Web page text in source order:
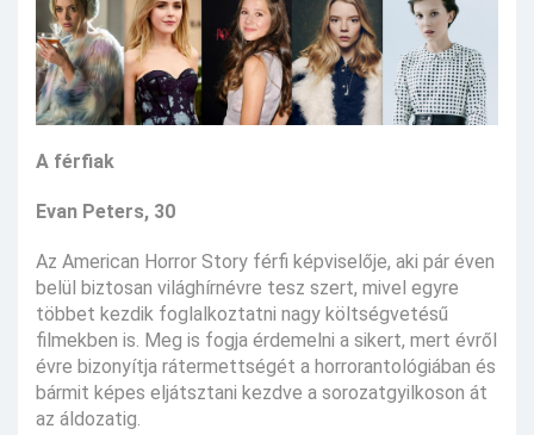
A férfiak
Evan Peters, 30
Az American Horror Story férfi képviselője, aki pár éven
belül biztosan világhírnévre tesz szert, mivel egyre
többet kezdik foglalkoztatni nagy költségvetésű
filmekben is. Meg is fogja érdemelni a sikert, mert évről
évre bizonyítja rátermettségét a horrorantológiában és
bármit képes eljátsztani kezdve a sorozatgyilkoson át
az áldozatig.